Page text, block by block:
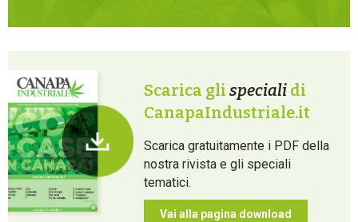
Scarica gli speciali di
CanapaIndustriale.it
Scarica gratuitamente i PDF della
nostra rivista e gli speciali
tematici.
Vai alla pagina download